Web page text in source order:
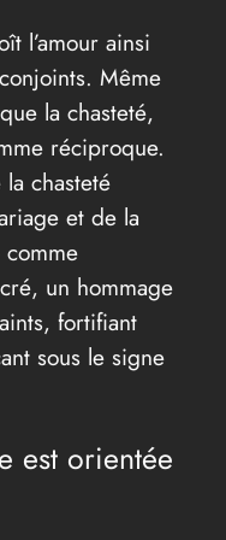
l’amour ainsi
Même
la chasteté,
réciproque.
la chasteté
et de la
un hommage
fortifiant
sous le signe
est orientée